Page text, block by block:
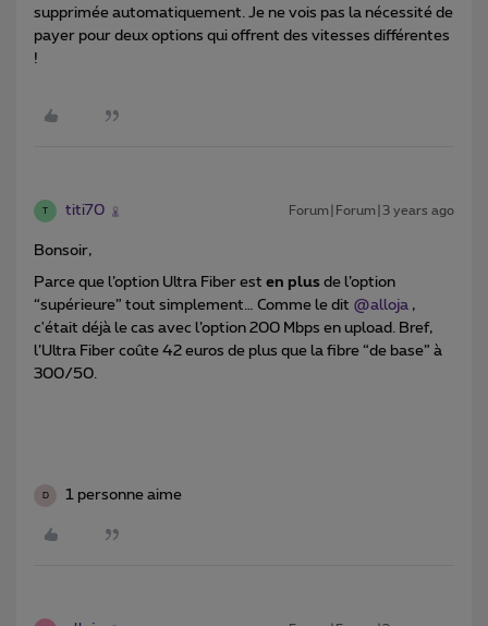
supprimée automatiquement. Je ne vois pas la nécessité de
payer pour deux options qui offrent des vitesses différentes
!
T titi70 Forum|Forum|3 years ago
Bonsoir,
Parce que l’option Ultra Fiber est en plus de l’option
“supérieure” tout simplement… Comme le dit @alloja ,
c'était déjà le cas avec l’option 200 Mbps en upload. Bref,
l’Ultra Fiber coûte 42 euros de plus que la fibre “de base” à
300/50.
D 1 personne aime